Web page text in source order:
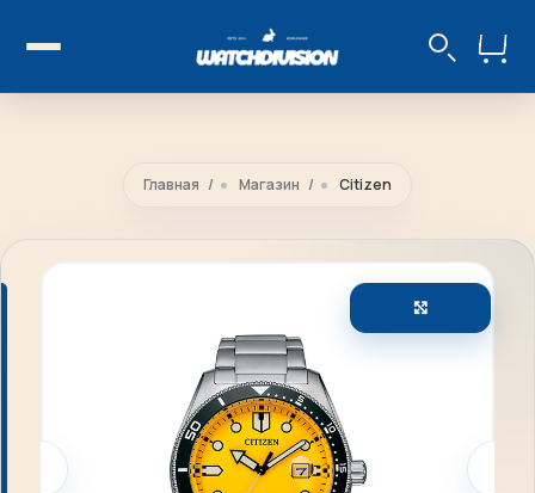
Главная Магазин Citizen